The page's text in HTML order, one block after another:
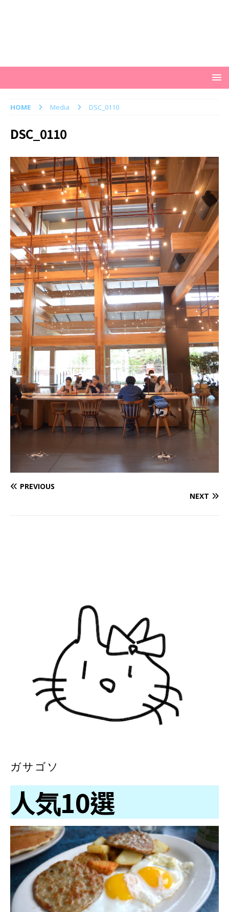
HOME Media DSC_0110
DSC_0110
PREVIOUS
NEXT
ガサゴソ
人気10選